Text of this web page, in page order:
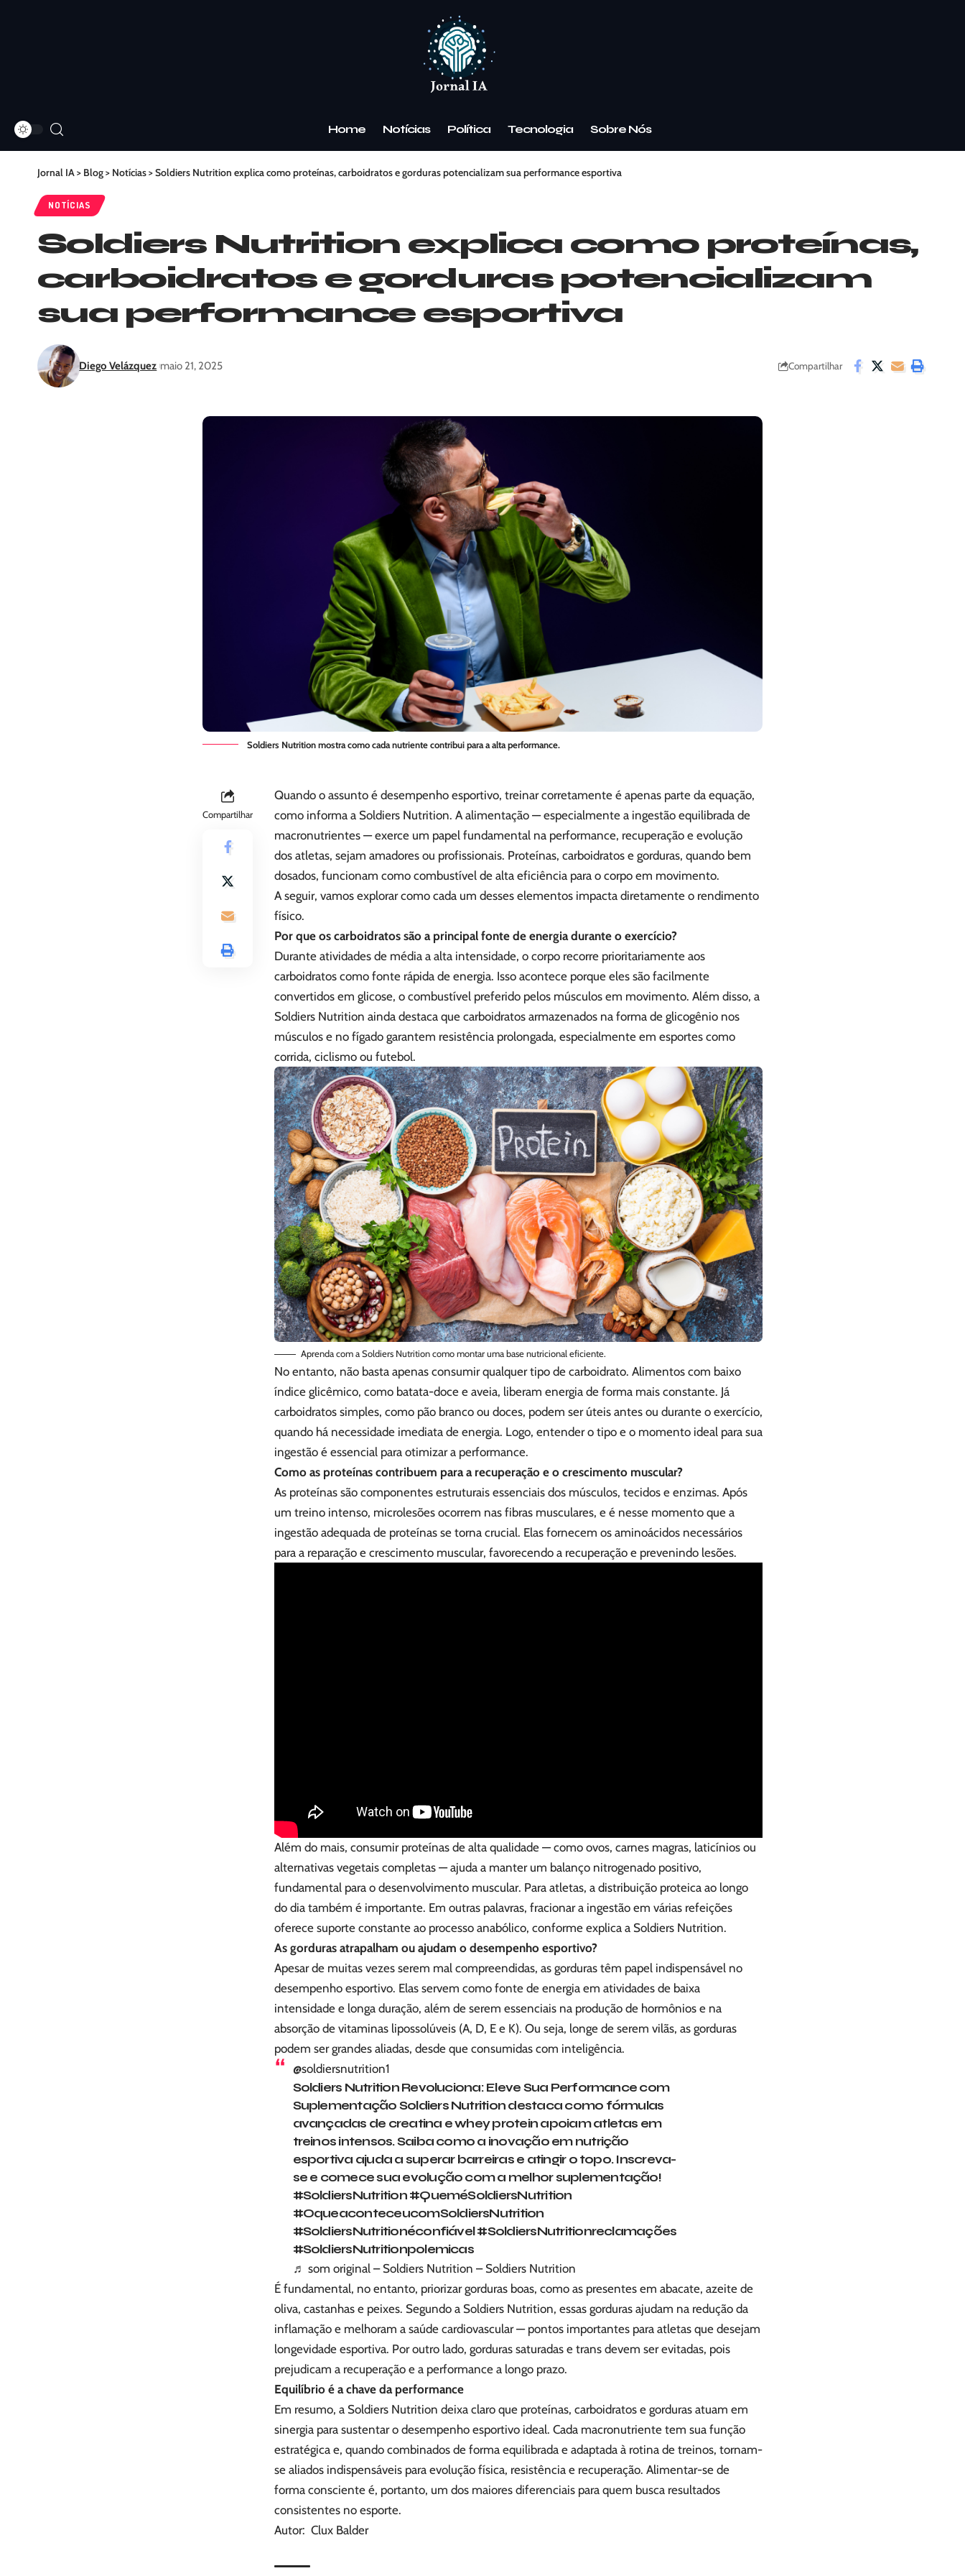
Home Notícias Política Tecnologia Sobre Nós
Jornal IA> Blog> Notícias>Soldiers Nutrition explica como proteínas, carboidratos e gorduras potencializam sua performance esportiva
NOTÍCIAS
Soldiers Nutrition explica como proteínas,
carboidratos e gorduras potencializam
sua performance esportiva
Diego Velázquez maio 21, 2025 Compartilhar
Soldiers Nutrition mostra como cada nutriente contribui para a alta performance.
Compartilhar
Quando o assunto é desempenho esportivo, treinar corretamente é apenas parte da equação,
como informa a Soldiers Nutrition. A alimentação — especialmente a ingestão equilibrada de
macronutrientes — exerce um papel fundamental na performance, recuperação e evolução
dos atletas, sejam amadores ou profissionais. Proteínas, carboidratos e gorduras, quando bem
dosados, funcionam como combustível de alta eficiência para o corpo em movimento.
A seguir, vamos explorar como cada um desses elementos impacta diretamente o rendimento
físico.
Por que os carboidratos são a principal fonte de energia durante o exercício?
Durante atividades de média a alta intensidade, o corpo recorre prioritariamente aos
carboidratos como fonte rápida de energia. Isso acontece porque eles são facilmente
convertidos em glicose, o combustível preferido pelos músculos em movimento. Além disso, a
Soldiers Nutrition ainda destaca que carboidratos armazenados na forma de glicogênio nos
músculos e no fígado garantem resistência prolongada, especialmente em esportes como
corrida, ciclismo ou futebol.
Aprenda com a Soldiers Nutrition como montar uma base nutricional eficiente.
No entanto, não basta apenas consumir qualquer tipo de carboidrato. Alimentos com baixo
índice glicêmico, como batata-doce e aveia, liberam energia de forma mais constante. Já
carboidratos simples, como pão branco ou doces, podem ser úteis antes ou durante o exercício,
quando há necessidade imediata de energia. Logo, entender o tipo e o momento ideal para sua
ingestão é essencial para otimizar a performance.
Como as proteínas contribuem para a recuperação e o crescimento muscular?
As proteínas são componentes estruturais essenciais dos músculos, tecidos e enzimas. Após
um treino intenso, microlesões ocorrem nas fibras musculares, e é nesse momento que a
ingestão adequada de proteínas se torna crucial. Elas fornecem os aminoácidos necessários
para a reparação e crescimento muscular, favorecendo a recuperação e prevenindo lesões.
Além do mais, consumir proteínas de alta qualidade — como ovos, carnes magras, laticínios ou
alternativas vegetais completas — ajuda a manter um balanço nitrogenado positivo,
fundamental para o desenvolvimento muscular. Para atletas, a distribuição proteica ao longo
do dia também é importante. Em outras palavras, fracionar a ingestão em várias refeições
oferece suporte constante ao processo anabólico, conforme explica a Soldiers Nutrition.
As gorduras atrapalham ou ajudam o desempenho esportivo?
Apesar de muitas vezes serem mal compreendidas, as gorduras têm papel indispensável no
desempenho esportivo. Elas servem como fonte de energia em atividades de baixa
intensidade e longa duração, além de serem essenciais na produção de hormônios e na
absorção de vitaminas lipossolúveis (A, D, E e K). Ou seja, longe de serem vilãs, as gorduras
podem ser grandes aliadas, desde que consumidas com inteligência.
@soldiersnutrition1
Soldiers Nutrition Revoluciona: Eleve Sua Performance com
Suplementação Soldiers Nutrition destaca como fórmulas
avançadas de creatina e whey protein apoiam atletas em
treinos intensos. Saiba como a inovação em nutrição
esportiva ajuda a superar barreiras e atingir o topo. Inscreva-
se e comece sua evolução com a melhor suplementação!
#SoldiersNutrition#QueméSoldiersNutrition
#OqueaconteceucomSoldiersNutrition
#SoldiersNutritionéconfiável#SoldiersNutritionreclamações
#SoldiersNutritionpolemicas
♬ som original – Soldiers Nutrition – Soldiers Nutrition
É fundamental, no entanto, priorizar gorduras boas, como as presentes em abacate, azeite de
oliva, castanhas e peixes. Segundo a Soldiers Nutrition, essas gorduras ajudam na redução da
inflamação e melhoram a saúde cardiovascular — pontos importantes para atletas que desejam
longevidade esportiva. Por outro lado, gorduras saturadas e trans devem ser evitadas, pois
prejudicam a recuperação e a performance a longo prazo.
Equilíbrio é a chave da performance
Em resumo, a Soldiers Nutrition deixa claro que proteínas, carboidratos e gorduras atuam em
sinergia para sustentar o desempenho esportivo ideal. Cada macronutriente tem sua função
estratégica e, quando combinados de forma equilibrada e adaptada à rotina de treinos, tornam-
se aliados indispensáveis para evolução física, resistência e recuperação. Alimentar-se de
forma consciente é, portanto, um dos maiores diferenciais para quem busca resultados
consistentes no esporte.
Autor: Clux Balder